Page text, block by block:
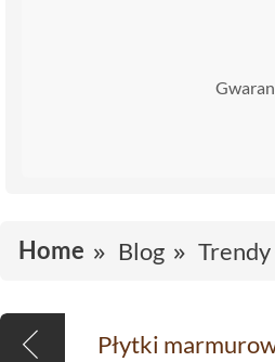
Home Blog Trendy